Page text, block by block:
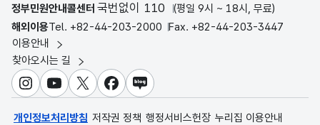
정부민원안내콜센터 국번없이 110
(평일 9시 ~ 18시, 무료)
해외이용Tel. +82-44-203-2000 Fax. +82-44-203-3447
이용안내
찾아오시는 길
인스타그램
유튜브X 페이스북
블로그
개인정보처리방침 저작권 정책 행정서비스헌장 누리집 이용안내